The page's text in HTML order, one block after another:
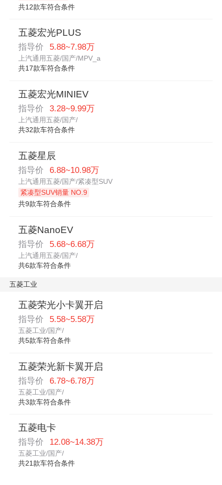
共12款车符合条件
五菱宏光PLUS
指导价 5.88~7.98万
上汽通用五菱/国产/MPV_a
共17款车符合条件
五菱宏光MINIEV
指导价 3.28~9.99万
上汽通用五菱/国产/
共32款车符合条件
五菱星辰
指导价 6.88~10.98万
上汽通用五菱/国产/紧凑型SUV
紧凑型SUV销量 NO.9
共9款车符合条件
五菱NanoEV
指导价 5.68~6.68万
上汽通用五菱/国产/
共6款车符合条件
五菱工业
五菱荣光小卡翼开启
指导价 5.58~5.58万
五菱工业/国产/
共5款车符合条件
五菱荣光新卡翼开启
指导价 6.78~6.78万
五菱工业/国产/
共3款车符合条件
五菱电卡
指导价 12.08~14.38万
五菱工业/国产/
共21款车符合条件